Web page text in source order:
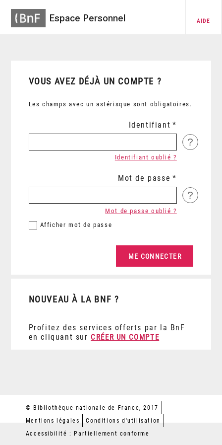
Espace Personnel AIDE
VOUS AVEZ DÉJÀ UN COMPTE ?
Les champs avec un astérisque sont obligatoires.
Identifiant
?
Identifiant oublié ?
Mot de passe
?
Afficher mot de passe
Mot de passe oublié ?
NOUVEAU À LA BNF ?
Profitez des services offerts par la BnF
en cliquant sur CRÉER UN COMPTE
© Bibliothèque nationale de France, 2017
Mentions légales
Conditions d'utilisation
Accessibilité : Partiellement conforme